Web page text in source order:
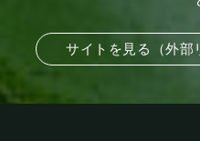
サイトを見る（外部